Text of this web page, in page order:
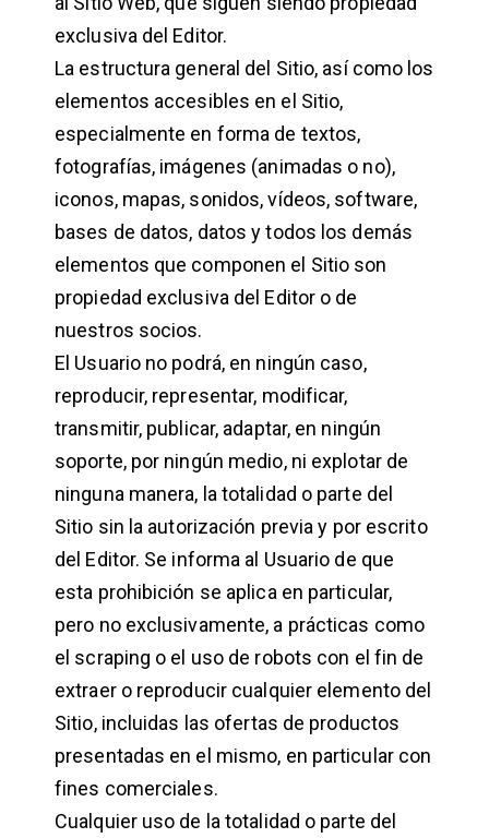
exclusiva del Editor.
La estructura general del Sitio, así como los
elementos accesibles en el Sitio,
especialmente en forma de textos,
fotografías, imágenes (animadas o no),
iconos, mapas, sonidos, vídeos, software,
bases de datos, datos y todos los demás
elementos que componen el Sitio son
propiedad exclusiva del Editor o de
nuestros socios.
El Usuario no podrá, en ningún caso,
reproducir, representar, modificar,
transmitir, publicar, adaptar, en ningún
soporte, por ningún medio, ni explotar de
ninguna manera, la totalidad o parte del
Sitio sin la autorización previa y por escrito
del Editor. Se informa al Usuario de que
esta prohibición se aplica en particular,
pero no exclusivamente, a prácticas como
el scraping o el uso de robots con el fin de
extraer o reproducir cualquier elemento del
Sitio, incluidas las ofertas de productos
presentadas en el mismo, en particular con
fines comerciales.
Cualquier uso de la totalidad o parte del